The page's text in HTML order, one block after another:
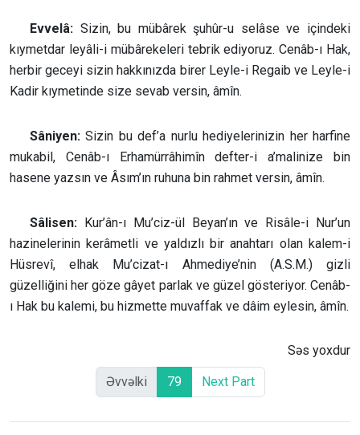
Evvelâ: Sizin, bu mübârek şuhûr-u selâse ve içindeki
kıymetdar leyâli-i mübârekeleri tebrik ediyoruz. Cenâb-ı Hak,
herbir geceyi sizin hakkınızda birer Leyle-i Regaib ve Leyle-i
Kadir kıymetinde size sevab versin, âmîn.
Sâniyen: Sizin bu def’a nurlu hediyelerinizin her harfine
mukabil, Cenâb-ı Erhamürrâhimîn defter-i a’malinize bin
hasene yazsın ve Âsım’ın ruhuna bin rahmet versin, âmîn.
Sâlisen: Kur’ân-ı Mu’ciz-ül Beyan’ın ve Risâle-i Nur’un
hazinelerinin kerâmetli ve yaldızlı bir anahtarı olan kalem-i
Hüsrevî, elhak Mu’cizat-ı Ahmediye’nin (A.S.M.) gizli
güzelliğini her göze gâyet parlak ve güzel gösteriyor. Cenâb-
ı Hak bu kalemi, bu hizmette muvaffak ve dâim eylesin, âmîn.
Səs yoxdur
Əvvəlki 79 Next Part